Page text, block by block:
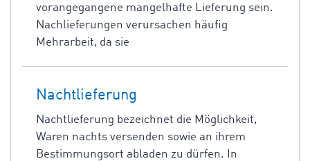
vorangegangene mangelhafte Lieferung sein.
Nachlieferungen verursachen häufig
Mehrarbeit, da sie
Nachtlieferung
Nachtlieferung bezeichnet die Möglichkeit,
Waren nachts versenden sowie an ihrem
Bestimmungsort abladen zu dürfen. In